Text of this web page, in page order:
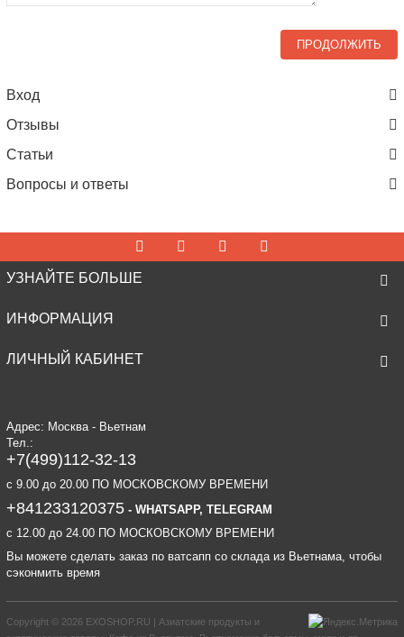
ПРОДОЛЖИТЬ
Вход
Отзывы
Статьи
Вопросы и ответы
УЗНАЙТЕ БОЛЬШЕ
ИНФОРМАЦИЯ
ЛИЧНЫЙ КАБИНЕТ
Адрес: Москва - Вьетнам
Тел.:
+7(499)112-32-13
c 9.00 до 20.00 ПО МОСКОВСКОМУ ВРЕМЕНИ
+841233120375- WHATSAPP, TELEGRAM
c 12.00 до 24.00 ПО МОСКОВСКОМУ ВРЕМЕНИ
Вы можете сделать заказ по ватсапп со склада из Вьетнама, чтобы
сэконмить время
Copyright © 2026 EXOSHOP.RU | Азиатские продукты и